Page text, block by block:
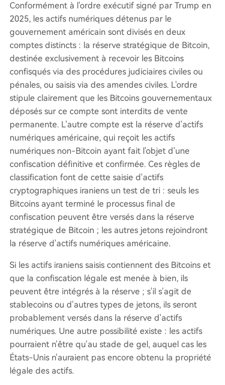
Conformément à l'ordre exécutif signé par Trump en
2025, les actifs numériques détenus par le
gouvernement américain sont divisés en deux
comptes distincts : la réserve stratégique de Bitcoin,
destinée exclusivement à recevoir les Bitcoins
confisqués via des procédures judiciaires civiles ou
pénales, ou saisis via des amendes civiles. L'ordre
stipule clairement que les Bitcoins gouvernementaux
déposés sur ce compte sont interdits de vente
permanente. L'autre compte est la réserve d'actifs
numériques américaine, qui reçoit les actifs
numériques non-Bitcoin ayant fait l'objet d'une
confiscation définitive et confirmée. Ces règles de
classification font de cette saisie d'actifs
cryptographiques iraniens un test de tri : seuls les
Bitcoins ayant terminé le processus final de
confiscation peuvent être versés dans la réserve
stratégique de Bitcoin ; les autres jetons rejoindront
la réserve d'actifs numériques américaine.
Si les actifs iraniens saisis contiennent des Bitcoins et
que la confiscation légale est menée à bien, ils
peuvent être intégrés à la réserve ; s'il s'agit de
stablecoins ou d'autres types de jetons, ils seront
probablement versés dans la réserve d'actifs
numériques. Une autre possibilité existe : les actifs
pourraient n'être qu'au stade de gel, auquel cas les
États-Unis n'auraient pas encore obtenu la propriété
légale des actifs.